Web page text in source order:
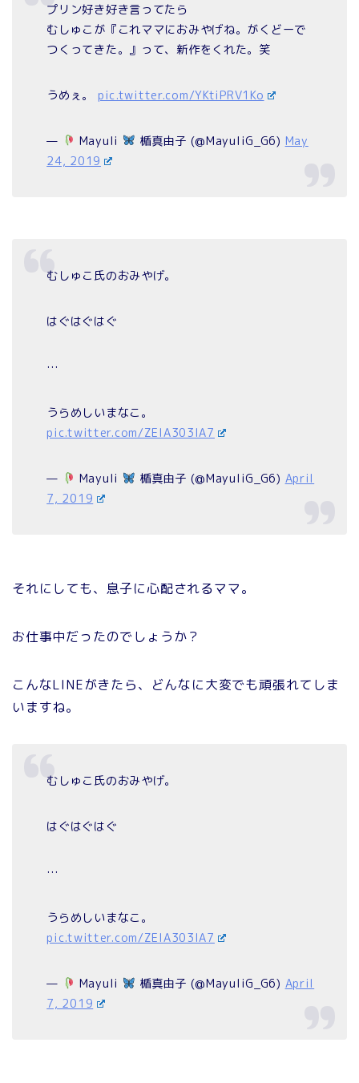
プリン好き好き言ってたら
むしゅこが『これママにおみやげね。がくどーで
つくってきた。』って、新作をくれた。笑
うめぇ。 pic.twitter.com/YKtiPRV1Ko
— Mayuli 楯真由子 (@MayuliG_G6) May
24, 2019
むしゅこ氏のおみやげ。
はぐはぐはぐ
…
うらめしいまなこ。
pic.twitter.com/ZEIA303IA7
— Mayuli 楯真由子 (@MayuliG_G6) April
7, 2019
それにしても、息子に心配されるママ。
お仕事中だったのでしょうか？
こんなLINEがきたら、どんなに大変でも頑張れてしま
いますね。
むしゅこ氏のおみやげ。
はぐはぐはぐ
…
うらめしいまなこ。
pic.twitter.com/ZEIA303IA7
— Mayuli 楯真由子 (@MayuliG_G6) April
7, 2019